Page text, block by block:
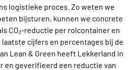
logistieke proces. Zo weten we
bijsturen, kunnen we concrete
CO₂-reductie per rolcontainer en
cijfers en percentages bij de
Lean & Green heeft Lekkerland in
en geverifieerd een reductie van